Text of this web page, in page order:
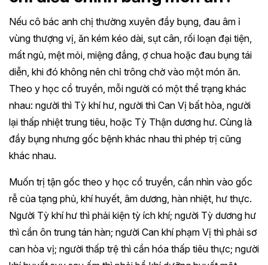
Nếu cô bác anh chị thường xuyên đầy bụng, đau âm ỉ
vùng thượng vị, ăn kém kéo dài, sụt cân, rối loạn đại tiện,
mất ngủ, mệt mỏi, miệng đắng, ợ chua hoặc đau bụng tái
diễn, khi đó không nên chỉ trông chờ vào một món ăn.
Theo y học cổ truyền, mỗi người có một thể trạng khác
nhau: người thì Tỳ khí hư, người thì Can Vị bất hòa, người
lại thấp nhiệt trung tiêu, hoặc Tỳ Thận dương hư. Cùng là
đầy bụng nhưng gốc bệnh khác nhau thì phép trị cũng
khác nhau.
Muốn trị tận gốc theo y học cổ truyền, cần nhìn vào gốc
rễ của tạng phủ, khí huyết, âm dương, hàn nhiệt, hư thực.
Người Tỳ khí hư thì phải kiện tỳ ích khí; người Tỳ dương hư
thì cần ôn trung tán hàn; người Can khí phạm Vị thì phải sơ
can hòa vị; người thấp trệ thì cần hóa thấp tiêu thực; người